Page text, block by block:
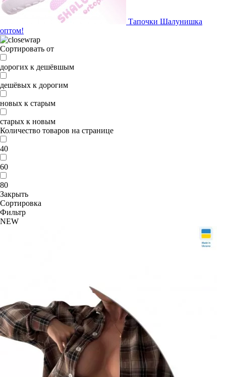
Тапочки Шалунишка
оптом!
Сортировать от
дорогих к дешёвшым
дешёвых к дорогим
новых к старым
старых к новым
Количество товаров на странице
40
60
80
Закрыть
Сортировка
Фильтр
NEW